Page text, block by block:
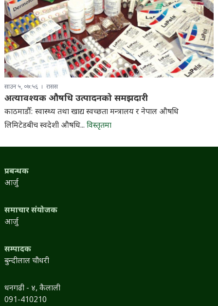
साउन ५, ०७:५६ रासस
अत्यावश्यक औषधि उत्पादनको समझदारी
काठमाडौँ: स्वास्थ्य तथा खाद्य स्वच्छता मन्त्रालय र नेपाल औषधि
लिमिटेडबीच स्वदेशी औषधि... विस्तृतमा
प्रबन्धक
आर्जु
समाचार संयोजक
आर्जु
सम्पादक
बुन्दीलाल चौधरी
धनगढी - ४, कैलाली
091-410210